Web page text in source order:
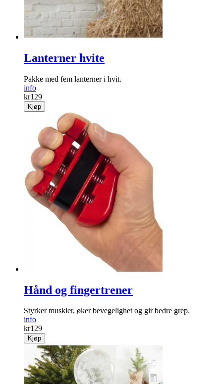
Lanterner hvite
Pakke med fem lanterner i hvit.
info
kr129
Kjøp
Hånd og fingertrener
Styrker muskler, øker bevegelighet og gir bedre grep.
info
kr129
Kjøp